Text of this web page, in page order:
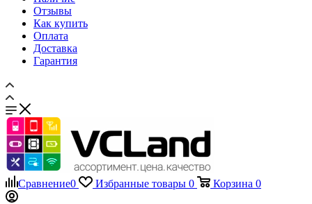
Отзывы
Как купить
Оплата
Доставка
Гарантия
Сравнение0 Избранные товары 0 Корзина 0